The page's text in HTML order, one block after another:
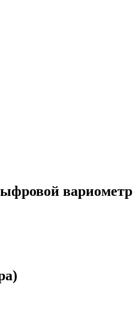
вариометр